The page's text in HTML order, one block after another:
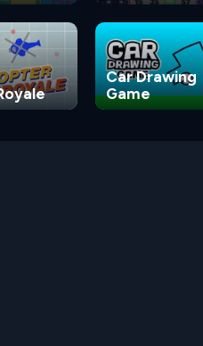
Car Drawing
Game